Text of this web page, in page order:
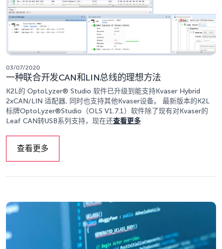
03/07/2020
一种联合开发CAN和LIN总线的理想方法
K2L的 OptoLyzer® Studio 软件已升级到能支持Kvaser Hybrid
2xCAN/LIN 适配器, 同时也支持其他Kvaser设备。 最新版本的K2L
标牌OptoLyzer®Studio（OLS V1.7.1）软件除了现有对Kvaser的
Leaf CAN转USB系列支持，现在还查看更多
查看更多